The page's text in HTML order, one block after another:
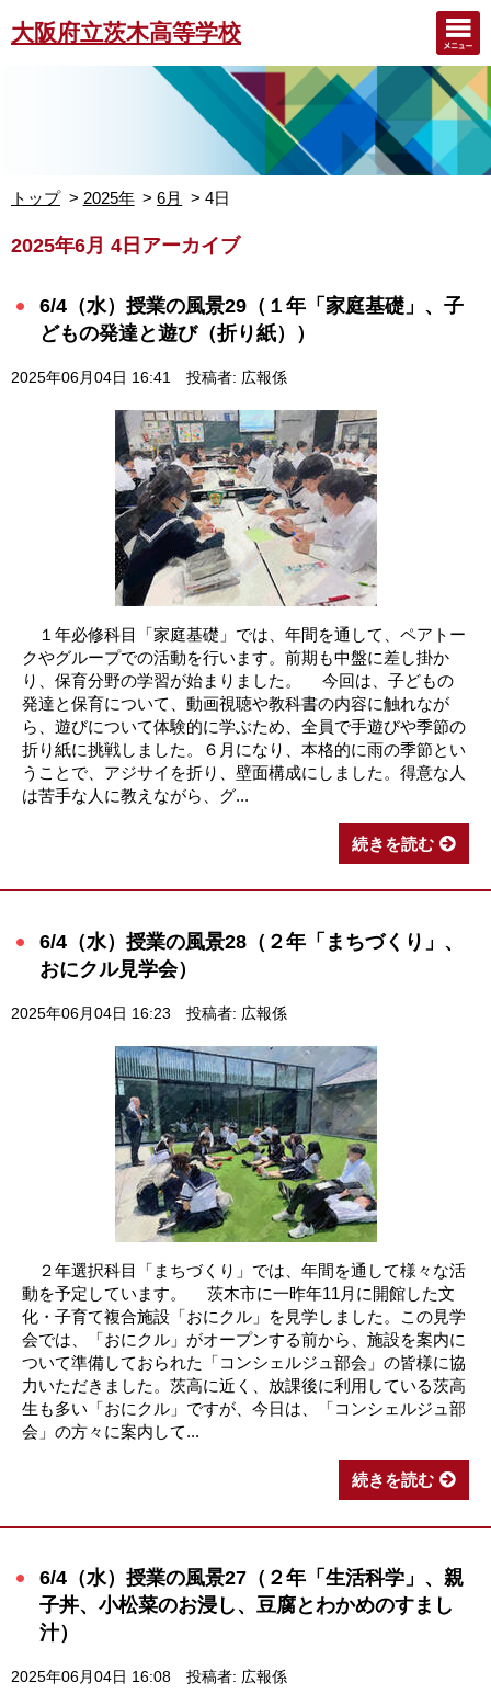
大阪府立茨木高等学校
トップ 2025年 6月 4日
2025年6月 4日アーカイブ
6/4（水）授業の風景29（１年「家庭基礎」、子
どもの発達と遊び（折り紙））
2025年06月04日 16:41 投稿者: 広報係
１年必修科目「家庭基礎」では、年間を通して、ペアトー
クやグループでの活動を行います。前期も中盤に差し掛か
り、保育分野の学習が始まりました。 今回は、子どもの
発達と保育について、動画視聴や教科書の内容に触れなが
ら、遊びについて体験的に学ぶため、全員で手遊びや季節の
折り紙に挑戦しました。６月になり、本格的に雨の季節とい
うことで、アジサイを折り、壁面構成にしました。得意な人
は苦手な人に教えながら、グ...
続きを読む
6/4（水）授業の風景28（２年「まちづくり」、
おにクル見学会）
2025年06月04日 16:23 投稿者: 広報係
２年選択科目「まちづくり」では、年間を通して様々な活
動を予定しています。 茨木市に一昨年11月に開館した文
化・子育て複合施設「おにクル」を見学しました。この見学
会では、「おにクル」がオープンする前から、施設を案内に
ついて準備しておられた「コンシェルジュ部会」の皆様に協
力いただきました。茨高に近く、放課後に利用している茨高
生も多い「おにクル」ですが、今日は、「コンシェルジュ部
会」の方々に案内して...
続きを読む
6/4（水）授業の風景27（２年「生活科学」、親
子丼、小松菜のお浸し、豆腐とわかめのすまし
汁）
2025年06月04日 16:08 投稿者: 広報係